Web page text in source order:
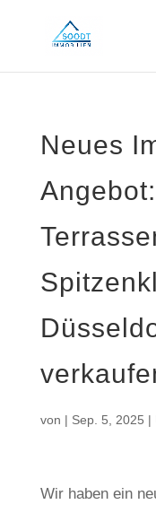
Neues
von | Sep. 5, 2025 |
Wir haben ein